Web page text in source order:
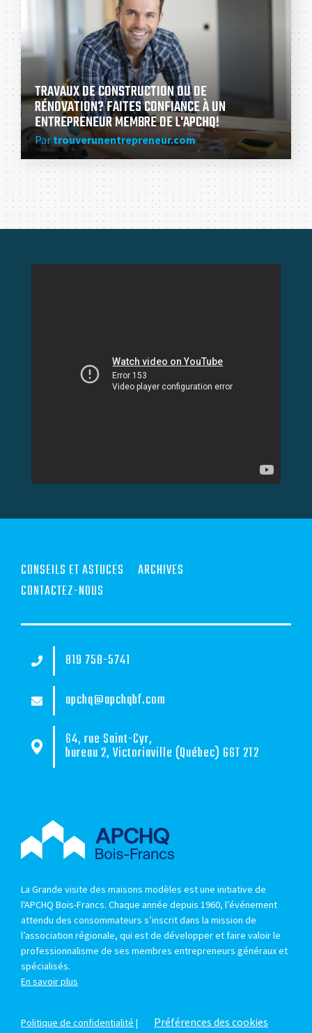
TRAVAUX DE CONSTRUCTION OU DE
RÉNOVATION? FAITES CONFIANCE À UN
ENTREPRENEUR MEMBRE DE L'APCHQ!
Par trouverunentrepreneur.com
CONSEILS ET ASTUCES
ARCHIVES
CONTACTEZ-NOUS
819 758-5741
apchq@apchqbf.com
64, rue Saint-Cyr,
bureau 2, Victoriaville (Québec) G6T 2T2
La Grande visite des maisons modèles est une initiative de
l'APCHQ Bois-Francs. Chaque année depuis 1960, l’événement
attendu des consommateurs s’inscrit dans la mission de
l’association régionale, qui est de développer et faire valoir le
professionnalisme de ses membres entrepreneurs généraux et
spécialisés.
En savoir plus
Politique de confidentialité | Préférences des cookies